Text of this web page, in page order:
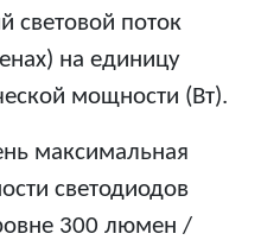
световой поток
на единицу
мощности (Вт).
максимальная
светодиодов
300 люмен /